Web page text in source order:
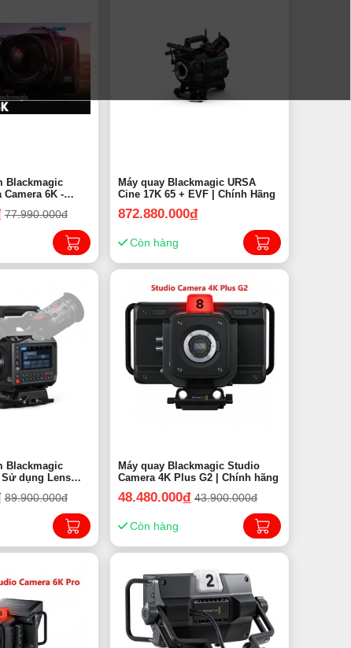
Blackmagic
Camera 6K -
77.990.000đ
Máy quay Blackmagic URSA
Cine 17K 65 + EVF | Chính Hãng
872.880.000đ
Còn hàng
Blackmagic
hãng
89.900.000đ
Máy quay Blackmagic Studio
Camera 4K Plus G2 | Chính hãng
48.480.000đ 43.900.000đ
Còn hàng